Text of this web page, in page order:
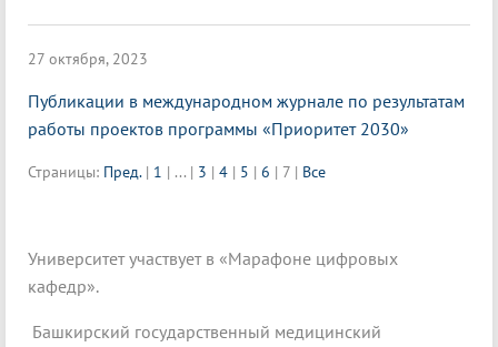
27 октября, 2023
Публикации в международном журнале по результатам
работы проектов программы «Приоритет 2030»
Страницы: Пред. | 1 | ... | 3 | 4 | 5 | 6 | 7 | Все
Университет участвует в «Марафоне цифровых
кафедр».
Башкирский государственный медицинский